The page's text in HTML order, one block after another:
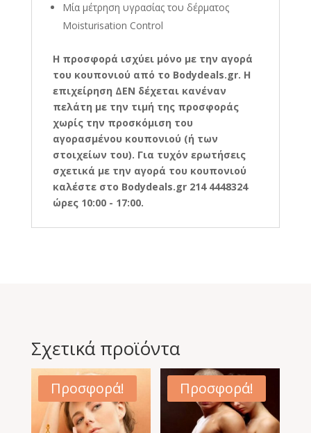
Μία μέτρηση υγρασίας του δέρματος
Moisturisation Control
Η προσφορά ισχύει μόνο με την αγορά
του κουπονιού από το Bodydeals.gr. Η
επιχείρηση ΔΕΝ δέχεται κανέναν
πελάτη με την τιμή της προσφοράς
χωρίς την προσκόμιση του
αγορασμένου κουπονιού (ή των
στοιχείων του). Για τυχόν ερωτήσεις
σχετικά με την αγορά του κουπονιού
καλέστε στο Bodydeals.gr 214 4448324
ώρες 10:00 - 17:00.
Σχετικά προϊόντα
Προσφορά! Προσφορά!